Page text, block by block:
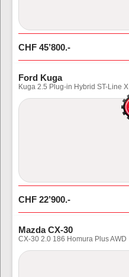
CHF 45’800.-
Ford Kuga
Kuga 2.5 Plug-in Hybrid ST-Line X
CHF 22’900.-
Mazda CX-30
CX-30 2.0 186 Homura Plus AWD